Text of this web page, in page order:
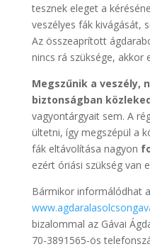
tesznek eleget a
veszélyes fák kivágását,
Az összeaprított
nincs rá szüksége, akkor
Megszűnik a veszély,
biztonságban
vagyontárgyait sem. A
ültetni, így megszépül a
fák eltávolítása nagyon
ezért óriási szükség van
Bármikor informálódhat a
bizalommal az Gávai
70-3891565-ös